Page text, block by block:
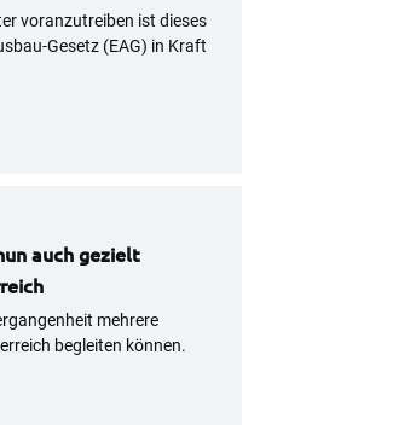
voranzutreiben ist dieses
Gesetz (EAG) in Kraft
auch gezielt
mehrere
begleiten können.